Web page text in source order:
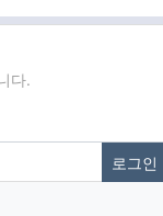
로그인